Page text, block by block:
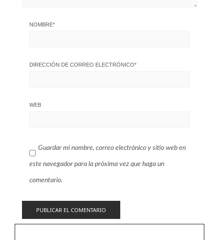
NOMBRE*
DIRECCIÓN DE CORREO ELECTRÓNICO*
WEB
Guardar mi nombre, correo electrónico y sitio web en
este navegador para la próxima vez que haga un
comentario.